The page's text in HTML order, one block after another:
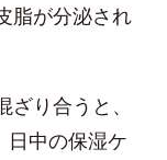
脂が分泌され
り合うと、
中の保湿ケ